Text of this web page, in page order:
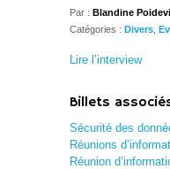
Par : Blandine
Catégories : Divers
Lire l’interview
Billets
Sécurité des
Réunions
Réunion